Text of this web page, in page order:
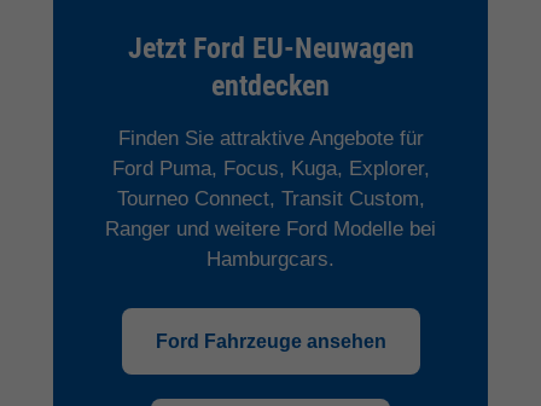
Jetzt Ford EU-Neuwagen
entdecken
Finden Sie attraktive Angebote für
Ford Puma, Focus, Kuga, Explorer,
Tourneo Connect, Transit Custom,
Ranger und weitere Ford Modelle bei
Hamburgcars.
Ford Fahrzeuge ansehen